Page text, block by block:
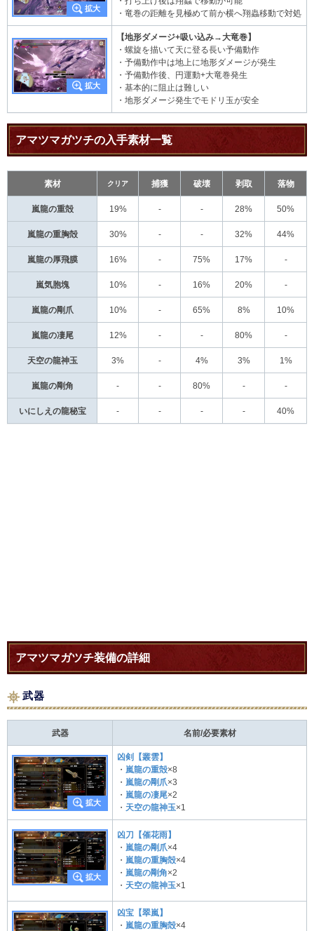
・竜巻の距離を見極めて前か横へ翔蟲移動で対処
【地形ダメージ+吸い込み→大竜巻】
・螺旋を描いて天に登る長い予備動作
・予備動作中は地上に地形ダメージが発生
・予備動作後、円運動+大竜巻発生
・基本的に阻止は難しい
・地形ダメージ発生でモドリ玉が安全
アマツマガツチの入手素材一覧
素材 クリア 捕獲 破壊 剥取 落物
嵐龍の重殻 19% - - 28% 50%
嵐龍の重胸殻 30% - - 32% 44%
嵐龍の厚飛膜 16% - 75% 17% -
嵐気胞塊 10% - 16% 20% -
嵐龍の剛爪 10% - 65% 8% 10%
嵐龍の凄尾 12% - - 80% -
天空の龍神玉 3% - 4% 3% 1%
嵐龍の剛角 - - 80% - -
いにしえの龍秘宝 - - - - 40%
アマツマガツチ装備の詳細
武器
武器 名前/必要素材
凶剣【叢雲】
・ 嵐龍の重殻×8
・ 嵐龍の剛爪×3
・ 嵐龍の凄尾×2
・ 天空の龍神玉×1
凶刀【催花雨】
・ 嵐龍の剛爪×4
・ 嵐龍の重胸殻×4
・ 嵐龍の剛角×2
・ 天空の龍神玉×1
凶宝【翠嵐】
・ 嵐龍の重胸殻×4